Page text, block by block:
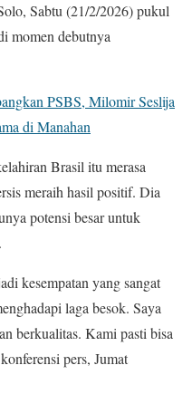
Sabtu (21/2/2026) pukul
momen debutnya
PSBS, Milomir Seslija
di Manahan
Brasil itu merasa
meraih hasil positif. Dia
potensi besar untuk
kesempatan yang sangat
laga besok. Saya
berkualitas. Kami pasti bisa
pers, Jumat